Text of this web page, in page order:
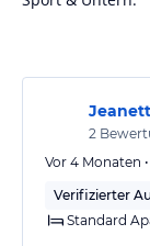
2
Vor 4 Monaten
Verifizierter
Standard